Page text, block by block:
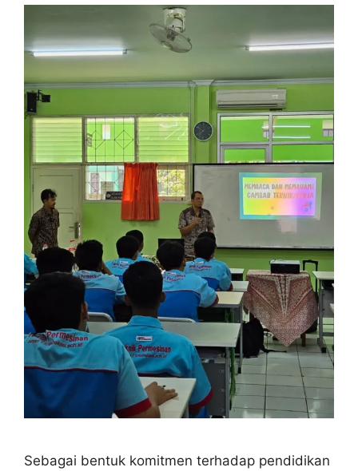
Sebagai bentuk komitmen terhadap pendidikan